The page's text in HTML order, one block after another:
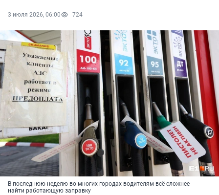
3 июля 2026, 06:00 724
В последнюю неделю во многих городах водителям всё сложнее
найти работающую заправку